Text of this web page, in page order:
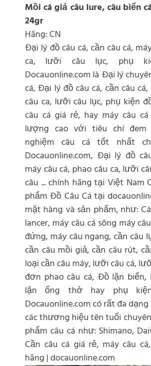
Mồi cá giả câu lure, câu biển
24gr
Hãng: CN
Đại lý đồ câu cá, cần câu cá,
ca, lưỡi câu lục, phụ
Docauonline.com là Đại lý
cá, Đại lý đồ câu cá, cần câu
câu ca, lưỡi câu lục, phụ kiện
câu cá giá rẻ, hay máy câu
lượng cao với tiêu chí
nghiệm câu cá tốt nhất
Docauonline.com, Đại lý đồ
máy câu cá, phao câu ca, lưỡi
câu ... chính hãng tại Việt Nam
phẩm Đồ Câu Cá tại
mặt hàng và sản phẩm, như:
lancer, máy câu cá sông máy
đứng, máy câu ngang, cần câu
cần câu mồi giả, cần câu rút,
loại cần câu máy, lưỡi câu cá,
đơn phao câu cá, Đồ lặn biển,
lặn ống thở hay phụ
Docauonline.com có rất đa
các thương hiệu tên tuổi
phẩm câu cá như: Shimano,
Cần câu cá giá rẻ, máy câu
hãng | docauonline.com